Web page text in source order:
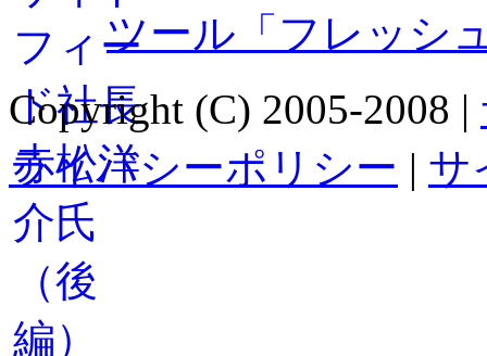
ツール「フレッシ
Copyright (C) 2005-2008 |
ライバシーポリシー | サ